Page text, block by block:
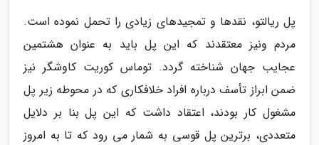
پل ریالتو، نقدها و تمجیدهای زیادی را تحمل نموده است.
مردم ونیز معتقدند که این پل باید به عنوان هشتمین
عجایب جهان شناخته گردد. توماس کوریت کاوشگر نیز
ضمن ابراز تأسف درباره افراد خلافکاری که در محوطه زیر پل
مشغول کار بودند، اعتقاد داشت که این پل بنا بر دلایل
متعددی، برترین پل قوسی به شمار می رود که تا به امروز